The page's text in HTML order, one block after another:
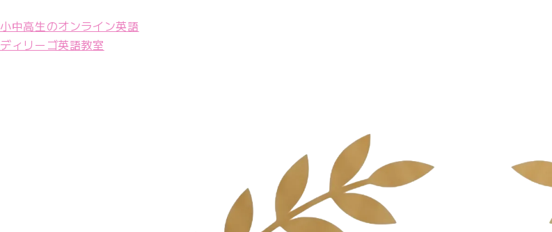
小中高生のオンライン英語
ディリーゴ英語教室